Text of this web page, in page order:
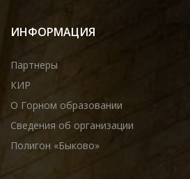
ИНФОРМАЦИЯ
Партнеры
КИР
О Горном образовании
Сведения об организации
Полигон «Быково»